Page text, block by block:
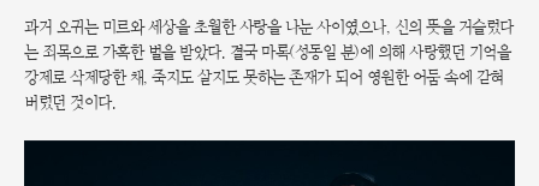
과거 오귀는 미르와 세상을 초월한 사랑을 나눈 사이였으나, 신의 뜻을 거슬렀다
는 죄목으로 가혹한 벌을 받았다. 결국 마록(성동일 분)에 의해 사랑했던 기억을
강제로 삭제당한 채, 죽지도 살지도 못하는 존재가 되어 영원한 어둠 속에 갇혀
버렸던 것이다.